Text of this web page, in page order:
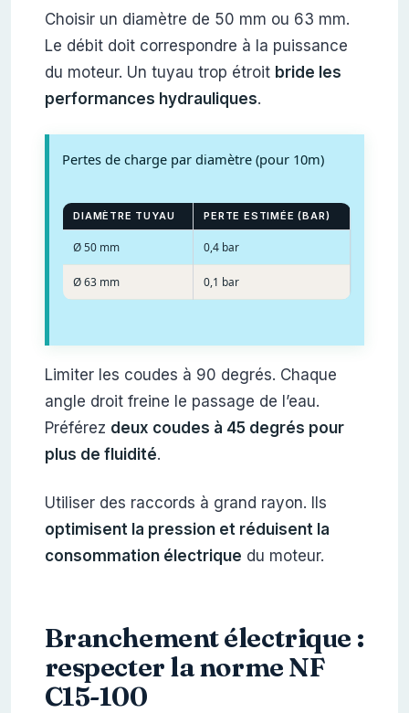
Choisir un diamètre de 50 mm ou 63 mm.
Le débit doit correspondre à la puissance
du moteur. Un tuyau trop étroit bride les
performances hydrauliques.
Pertes de charge par diamètre (pour 10m)
DIAMÈTRE TUYAU PERTE ESTIMÉE (BAR)
Ø 50 mm 0,4 bar
Ø 63 mm 0,1 bar
Limiter les coudes à 90 degrés. Chaque
angle droit freine le passage de l’eau.
Préférez deux coudes à 45 degrés pour
plus de fluidité.
Utiliser des raccords à grand rayon. Ils
optimisent la pression et réduisent la
consommation électrique du moteur.
Branchement électrique :
respecter la norme NF
C15-100